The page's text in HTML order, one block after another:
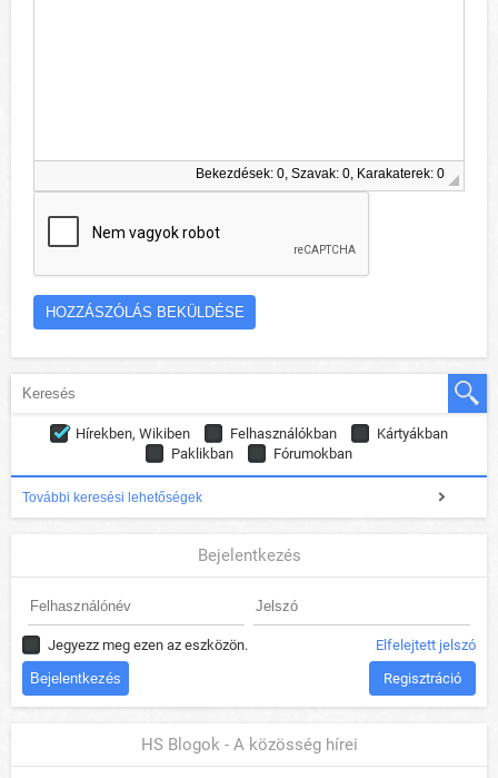
Bekezdések: 0, Szavak: 0, Karakaterek: 0
Hírekben, Wikiben Felhasználókban
Kártyákban
Paklikban
Fórumokban
További keresési lehetőségek
Bejelentkezés
Jegyezz meg ezen az eszközön. Elfelejtett jelszó
Regisztráció
HS Blogok - A közösség hírei